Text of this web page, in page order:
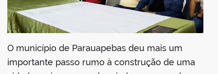
O município de Parauapebas deu mais um
importante passo rumo à construção de uma